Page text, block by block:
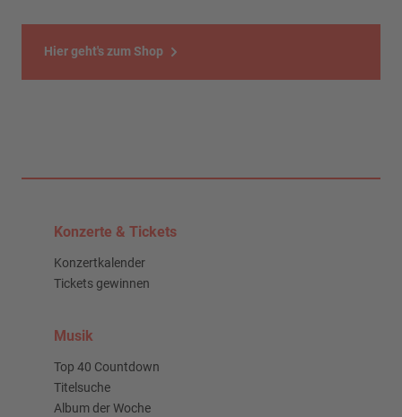
Hier geht's zum Shop
Konzerte & Tickets
Konzertkalender
Tickets gewinnen
Musik
Top 40 Countdown
Titelsuche
Album der Woche